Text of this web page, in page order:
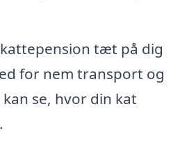
kattepension tæt på dig
for nem transport og
se, hvor din kat